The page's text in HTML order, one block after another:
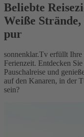
Beliebte
Weiße
pur
sonnenklar.Tv erfüllt
Ferienzeit. Entdecken
Pauschalreise und
auf den Kanaren, in der
sein?